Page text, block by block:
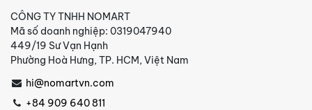
CÔNG TY TNHH NOMART
Mã số doanh nghiệp: 0319047940
449/19 Sư Vạn Hạnh
Phường Hoà Hưng, TP. HCM, Việt Nam
hi@nomartvn.com
+84 909 640 811